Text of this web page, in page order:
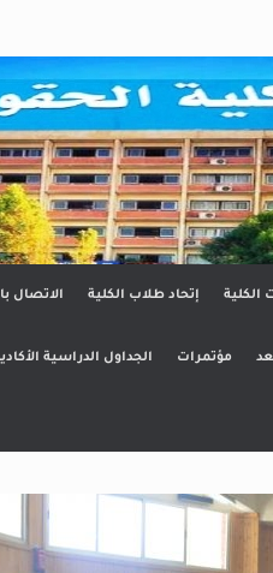
الكلية إتحاد طلاب الكلية الاتصال
مؤتمرات الجداول الدراسية